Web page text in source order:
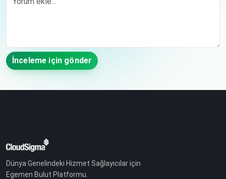
İnceleme için gönder
Dünya Genelindeki Hizmet Sağlayıcılar için
Egemen Bulut Platformu.